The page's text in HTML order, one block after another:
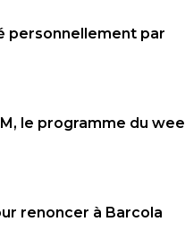
personnellement par
le programme du
renoncer à Barcola